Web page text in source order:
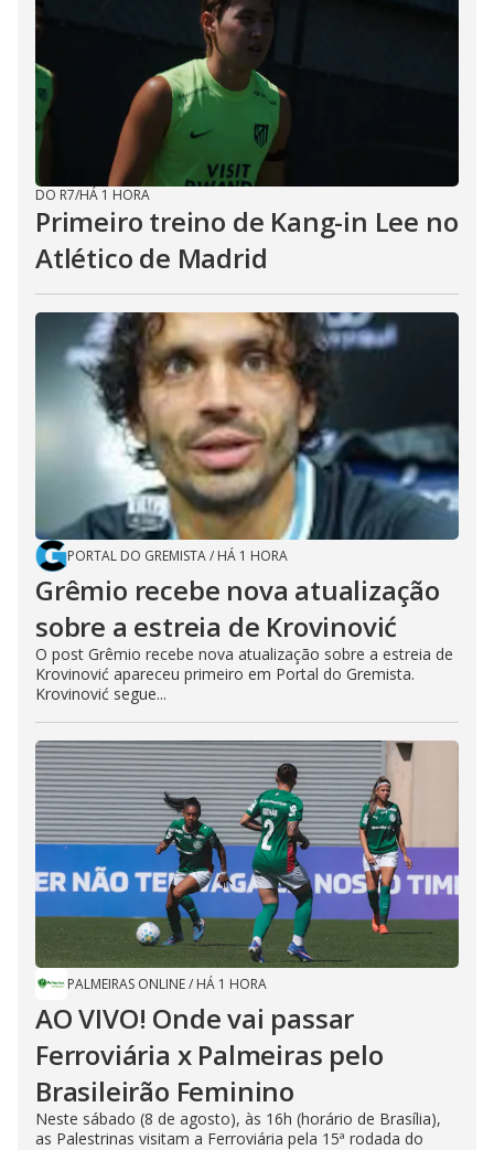
DO R7/HÁ 1 HORA
Primeiro treino de Kang-in Lee no
Atlético de Madrid
PORTAL DO GREMISTA/ HÁ 1 HORA
Grêmio recebe nova atualização
sobre a estreia de Krovinović
O post Grêmio recebe nova atualização sobre a estreia de
Krovinović apareceu primeiro em Portal do Gremista.
Krovinović segue...
PALMEIRAS ONLINE/ HÁ 1 HORA
AO VIVO! Onde vai passar
Ferroviária x Palmeiras pelo
Brasileirão Feminino
Neste sábado (8 de agosto), às 16h (horário de Brasília),
as Palestrinas visitam a Ferroviária pela 15ª rodada do